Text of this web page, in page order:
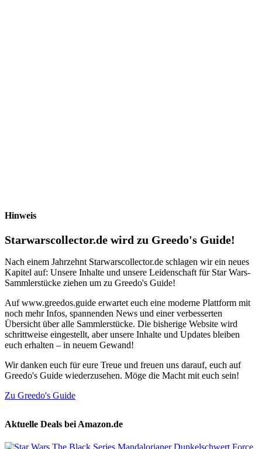
Hinweis
Starwarscollector.de wird zu Greedo's Guide!
Nach einem Jahrzehnt Starwarscollector.de schlagen wir ein neues
Kapitel auf: Unsere Inhalte und unsere Leidenschaft für Star Wars-
Sammlerstücke ziehen um zu Greedo's Guide!
Auf www.greedos.guide erwartet euch eine moderne Plattform mit
noch mehr Infos, spannenden News und einer verbesserten
Übersicht über alle Sammlerstücke. Die bisherige Website wird
schrittweise eingestellt, aber unsere Inhalte und Updates bleiben
euch erhalten – in neuem Gewand!
Wir danken euch für eure Treue und freuen uns darauf, euch auf
Greedo's Guide wiederzusehen. Möge die Macht mit euch sein!
Zu Greedo's Guide
Aktuelle Deals bei Amazon.de